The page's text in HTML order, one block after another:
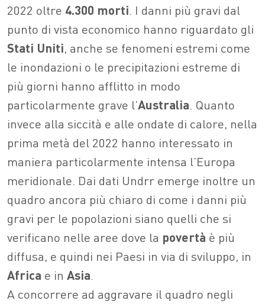
2022 oltre 4.300 morti. I danni più gravi dal
punto di vista economico hanno riguardato gli
Stati Uniti, anche se fenomeni estremi come
le inondazioni o le precipitazioni estreme di
più giorni hanno afflitto in modo
particolarmente grave l’Australia. Quanto
invece alla siccità e alle ondate di calore, nella
prima metà del 2022 hanno interessato in
maniera particolarmente intensa l’Europa
meridionale. Dai dati Undrr emerge inoltre un
quadro ancora più chiaro di come i danni più
gravi per le popolazioni siano quelli che si
verificano nelle aree dove la povertà è più
diffusa, e quindi nei Paesi in via di sviluppo, in
Africa e in Asia.
A concorrere ad aggravare il quadro negli